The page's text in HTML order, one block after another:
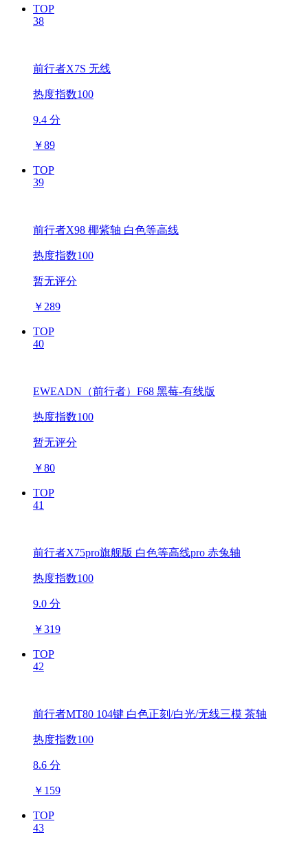
TOP
38
前行者X7S 无线
热度指数100
9.4 分
￥89
TOP
39
前行者X98 椰紫轴 白色等高线
热度指数100
暂无评分
￥ 289
TOP
40
EWEADN（前行者）F68 黑莓-有线版
热度指数100
暂无评分
￥80
TOP
41
前行者X75pro旗舰版 白色等高线pro 赤兔轴
热度指数100
9.0 分
￥319
TOP
42
前行者MT80 104键 白色正刻/白光/无线三模 茶轴
热度指数100
8.6 分
￥ 159
TOP
43